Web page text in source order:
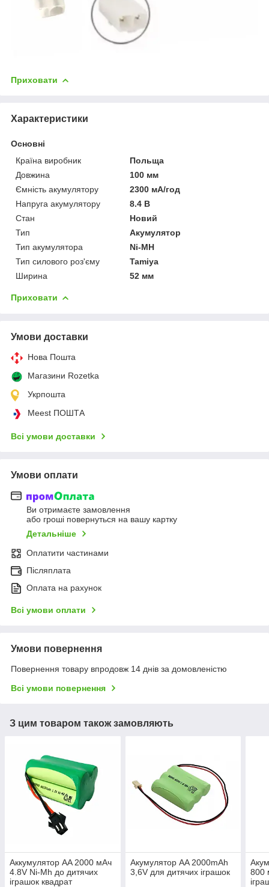
Приховати
Характеристики
Основні
Країна виробник
Польща
Довжина
100 мм
Ємність акумулятору
2300 мА/год
Напруга акумулятору
8.4 В
Стан
Новий
Тип
Акумулятор
Тип акумулятора
Ni-MH
Тип силового роз'єму
Tamiya
Ширина
52 мм
Приховати
Умови доставки
Нова Пошта
Магазини Rozetka
Укрпошта
Meest ПОШТА
Всі умови доставки
Умови оплати
Ви отримаєте замовлення
або гроші повернуться на вашу картку
Детальніше
Оплатити частинами
Післяплата
Оплата на рахунок
Всі умови оплати
Умови повернення
Повернення товару впродовж 14 днів за домовленістю
Всі умови повернення
З цим товаром також замовляють
Аккумулятор AA 2000 мАч
4.8V Ni-Mh до дитячих
іграшок квадрат
Акумулятор AA 2000mAh
3,6V для дитячих іграшок
800